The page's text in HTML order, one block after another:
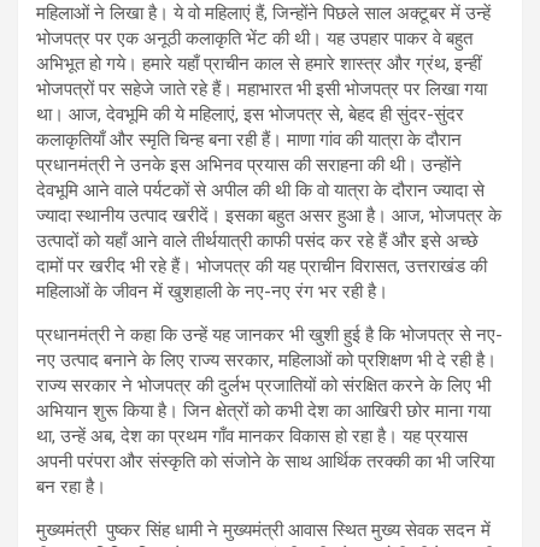
महिलाओं ने लिखा है। ये वो महिलाएं हैं, जिन्होंने पिछले साल अक्टूबर में उन्हें
भोजपत्र पर एक अनूठी कलाकृति भेंट की थी। यह उपहार पाकर वे बहुत
अभिभूत हो गये। हमारे यहाँ प्राचीन काल से हमारे शास्त्र और ग्रंथ, इन्हीं
भोजपत्रों पर सहेजे जाते रहे हैं। महाभारत भी इसी भोजपत्र पर लिखा गया
था। आज, देवभूमि की ये महिलाएं, इस भोजपत्र से, बेहद ही सुंदर-सुंदर
कलाकृतियाँ और स्मृति चिन्ह बना रही हैं। माणा गांव की यात्रा के दौरान
प्रधानमंत्री ने उनके इस अभिनव प्रयास की सराहना की थी। उन्होंने
देवभूमि आने वाले पर्यटकों से अपील की थी कि वो यात्रा के दौरान ज्यादा से
ज्यादा स्थानीय उत्पाद खरीदें। इसका बहुत असर हुआ है। आज, भोजपत्र के
उत्पादों को यहाँ आने वाले तीर्थयात्री काफी पसंद कर रहे हैं और इसे अच्छे
दामों पर खरीद भी रहे हैं। भोजपत्र की यह प्राचीन विरासत, उत्तराखंड की
महिलाओं के जीवन में खुशहाली के नए-नए रंग भर रही है।
प्रधानमंत्री ने कहा कि उन्हें यह जानकर भी खुशी हुई है कि भोजपत्र से नए-
नए उत्पाद बनाने के लिए राज्य सरकार, महिलाओं को प्रशिक्षण भी दे रही है।
राज्य सरकार ने भोजपत्र की दुर्लभ प्रजातियों को संरक्षित करने के लिए भी
अभियान शुरू किया है। जिन क्षेत्रों को कभी देश का आखिरी छोर माना गया
था, उन्हें अब, देश का प्रथम गाँव मानकर विकास हो रहा है। यह प्रयास
अपनी परंपरा और संस्कृति को संजोने के साथ आर्थिक तरक्की का भी जरिया
बन रहा है।
मुख्यमंत्री पुष्कर सिंह धामी ने मुख्यमंत्री आवास स्थित मुख्य सेवक सदन में